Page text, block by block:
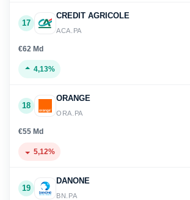
17
CREDIT AGRICOLE
ACA.PA
€62 Md
4,13%
18
ORANGE
ORA.PA
€55 Md
5,12%
19
DANONE
BN.PA